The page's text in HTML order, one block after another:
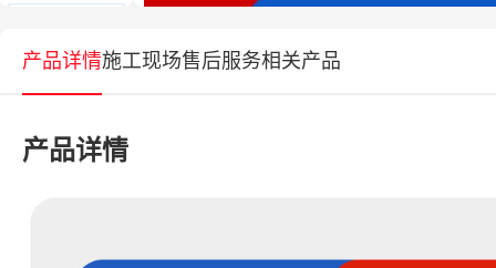
产品详情施工现场售后服务相关产品
产品详情